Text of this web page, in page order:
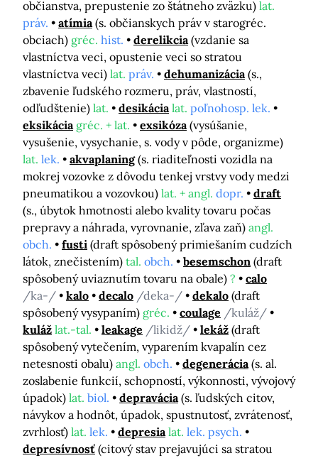
občianstva, prepustenie zo štátneho zväzku) lat.
práv.
atímia (s. občianskych práv v starogréc.
obciach) gréc. hist. derelikcia (vzdanie sa
vlastníctva veci, opustenie veci so stratou
vlastníctva veci) lat. práv. dehumanizácia (s.,
zbavenie ľudského rozmeru, práv, vlastností,
odľudštenie) lat. desikácia lat. poľnohosp. lek.
eksikácia gréc. + lat. exsikóza (vysúšanie,
vysušenie, vysychanie, s. vody v pôde, organizme)
lat. lek. akvaplaning (s. riaditeľnosti vozidla na
mokrej vozovke z dôvodu tenkej vrstvy vody medzi
pneumatikou a vozovkou) lat. + angl. dopr.
draft
(s., úbytok hmotnosti alebo kvality tovaru počas
prepravy a náhrada, vyrovnanie, zľava zaň) angl.
obch.
fusti (draft spôsobený primiešaním cudzích
látok, znečistením) tal. obch. besemschon (draft
spôsobený uviaznutím tovaru na obale) ?
calo
/ka-/
kalo decalo /deka-/ dekalo (draft
spôsobený vysypaním) gréc. coulage /kuláž/
kuláž lat.-tal. leakage /likidž/ lekáž (draft
spôsobený vytečením, vyparením kvapalín cez
netesnosti obalu) angl. obch. degenerácia (s. al.
zoslabenie funkcií, schopností, výkonnosti, vývojový
úpadok) lat. biol. depravácia (s. ľudských citov,
návykov a hodnôt, úpadok, spustnutosť, zvrátenosť,
zvrhlosť) lat. lek. depresia lat. lek. psych.
depresívnosť (citový stav prejavujúci sa stratou